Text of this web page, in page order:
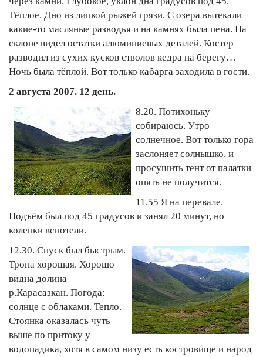
Тёплое. Дно из липкой рыжей грязи. С озера вытекали
какие-то масляные разводья и на камнях была пена. На
склоне видел остатки алюминиевых деталей. Костер
разводил из сухих кусков стволов кедра на берегу…
Ночь была тёплой. Вот только кабарга заходила в гости.
2 августа 2007. 12 день.
8.20. Потихоньку
собираюсь. Утро
солнечное. Вот только гора
заслоняет солнышко, и
просушить тент от палатки
опять не получится.
11.55 Я на перевале.
Подъём был под 45 градусов и занял 20 минут, но
коленки вспотели.
12.30. Спуск был быстрым.
Тропа хорошая. Хорошо
видна долина
р.Карасазкан. Погода:
солнце с облаками. Тепло.
Стоянка оказалась чуть
выше по притоку у
водопадика, хотя в самом низу есть костровище и народ